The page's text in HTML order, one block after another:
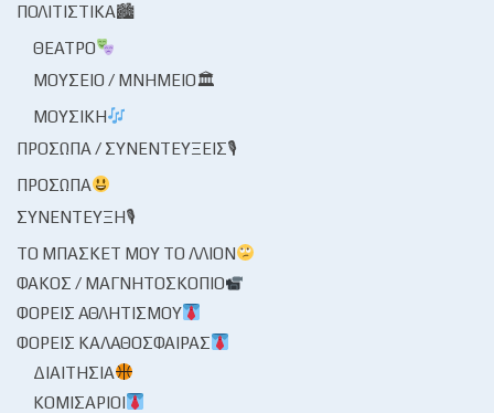
ΠΟΛΙΤΙΣΤΙΚΆ🏙
ΘΈΑΤΡΟ
ΜΟΥΣΕΊΟ / ΜΝΗΜΕΊΟ🏛
ΜΟΥΣΙΚΉ
ΠΡΌΣΩΠΑ / ΣΥΝΕΝΤΕΎΞΕΙΣ🎙
ΠΡΌΣΩΠΑ
ΣΥΝΈΝΤΕΥΞΗ🎙
ΤΟ ΜΠΆΣΚΕΤ ΜΟΥ ΤΟ ΛΛΊΟΝ
ΦΑΚΌΣ / ΜΑΓΝΗΤΟΣΚΌΠΙΟ
ΦΟΡΕΊΣ ΑΘΛΗΤΙΣΜΟΎ
ΦΟΡΕΊΣ ΚΑΛΑΘΌΣΦΑΙΡΑΣ
ΔΙΑΙΤΗΣΊΑ
ΚΟΜΙΣΆΡΙΟΙ